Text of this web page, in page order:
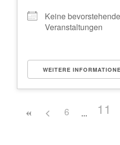
Keine
Veranstaltungen
WEITERE
6 11